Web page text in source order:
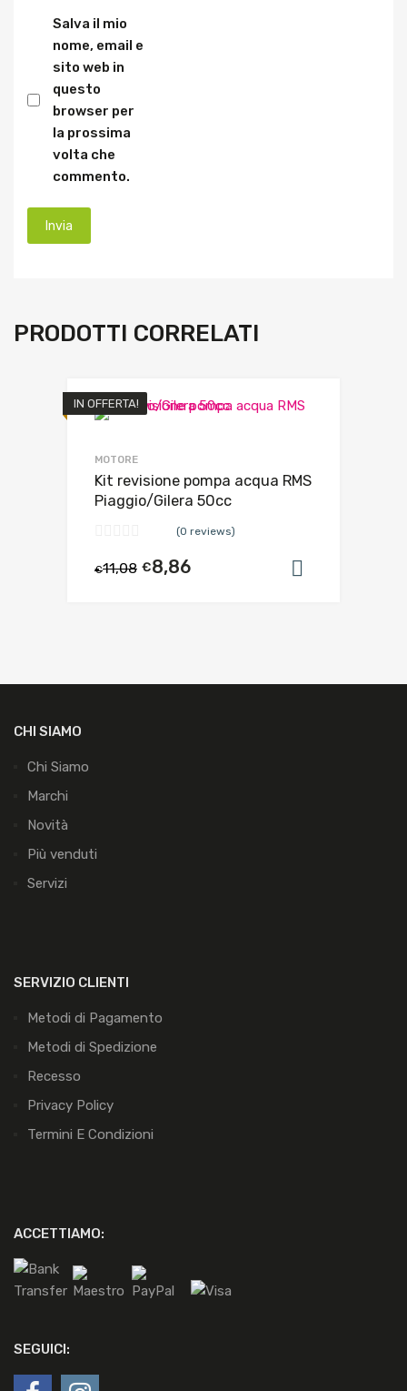
Salva il mio
nome, email e
sito web in
questo
browser per
la prossima
volta che
commento.
PRODOTTI CORRELATI
IN OFFERTA!
MOTORE
Kit revisione pompa acqua RMS
Piaggio/Gilera 50cc
(0 reviews)
€11,08 €8,86
CHI SIAMO
Chi Siamo
Marchi
Novità
Più venduti
Servizi
SERVIZIO CLIENTI
Metodi di Pagamento
Metodi di Spedizione
Recesso
Privacy Policy
Termini E Condizioni
ACCETTIAMO:
SEGUICI: